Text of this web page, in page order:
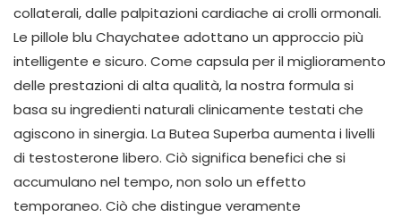
collaterali, dalle palpitazioni cardiache ai crolli ormonali.
Le pillole blu Chaychatee adottano un approccio più
intelligente e sicuro. Come capsula per il miglioramento
delle prestazioni di alta qualità, la nostra formula si
basa su ingredienti naturali clinicamente testati che
agiscono in sinergia. La Butea Superba aumenta i livelli
di testosterone libero. Ciò significa benefici che si
accumulano nel tempo, non solo un effetto
temporaneo. Ciò che distingue veramente